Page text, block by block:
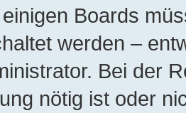
Boards
werden –
Bei der
nötig ist oder